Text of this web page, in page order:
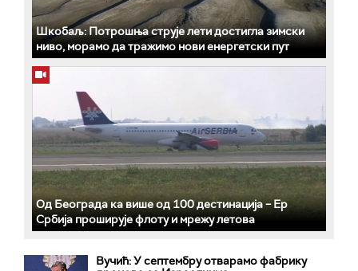
Шкобаљ: Потрошња струје лети достигла зимски
ниво, морамо да тражимо нови енергетски пут
Од Београда ка више од 100 дестинација – Ер
Србија проширује флоту и мрежу летова
Вучић: У септембру отварамо фабрику